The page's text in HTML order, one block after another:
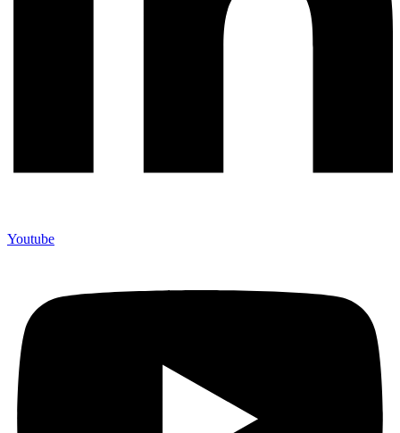
Youtube